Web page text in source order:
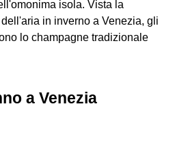
isola. Vista la
in inverno a Venezia, gli
lo champagne tradizionale
a Venezia